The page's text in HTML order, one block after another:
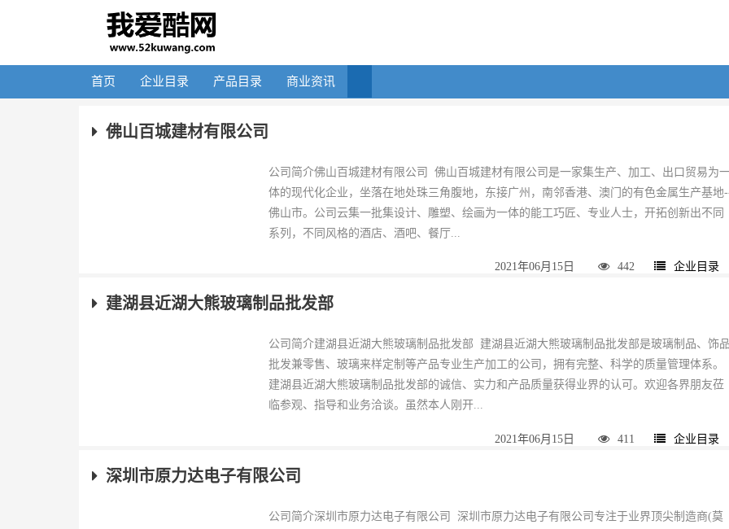
首页 企业目录 产品目录 商业资讯
佛山百城建材有限公司
公司简介佛山百城建材有限公司 佛山百城建材有限公司是一家集生产、加工、出口贸易为
体的现代化企业，坐落在地处珠三角腹地，东接广州，南邻香港、澳门的有色金属生产基地
佛山市。公司云集一批集设计、雕塑、绘画为一体的能工巧匠、专业人士，开拓创新出不同
系列，不同风格的酒店、酒吧、餐厅...
2021年06月15日 442 企业目录
建湖县近湖大熊玻璃制品批发部
公司简介建湖县近湖大熊玻璃制品批发部 建湖县近湖大熊玻璃制品批发部是玻璃制品、饰品
批发兼零售、玻璃来样定制等产品专业生产加工的公司，拥有完整、科学的质量管理体系。
建湖县近湖大熊玻璃制品批发部的诚信、实力和产品质量获得业界的认可。欢迎各界朋友莅
临参观、指导和业务洽谈。虽然本人刚开...
2021年06月15日 411 企业目录
深圳市原力达电子有限公司
公司简介深圳市原力达电子有限公司 深圳市原力达电子有限公司专注于业界顶尖制造商(莫